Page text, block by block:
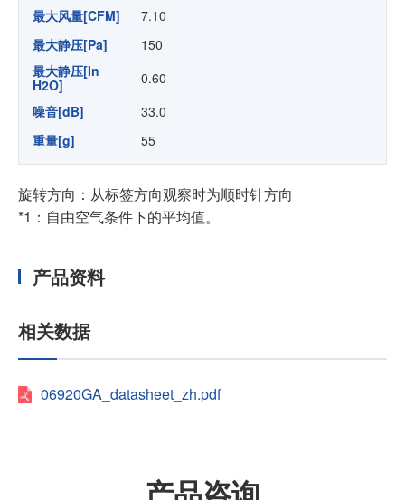
最大风量[CFM]
7.10
最大静压[Pa]
150
最大静压[In
H2O]
0.60
噪音[dB]
33.0
重量[g]
55
旋转方向：从标签方向观察时为顺时针方向
*1：自由空气条件下的平均值。
产品资料
相关数据
06920GA_datasheet_zh.pdf